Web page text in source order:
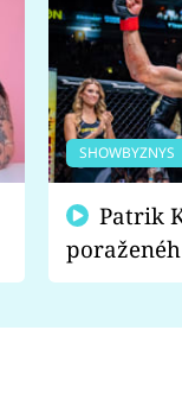
SHOWBYZNYS
fanoušci